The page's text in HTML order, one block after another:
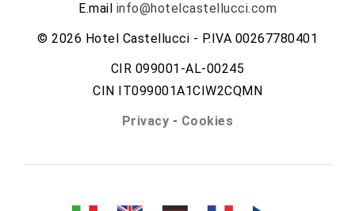
E.mail info@hotelcastellucci.com
© 2026 Hotel Castellucci - P.IVA 00267780401
CIR 099001-AL-00245
CIN IT099001A1CIW2CQMN
Privacy - Cookies